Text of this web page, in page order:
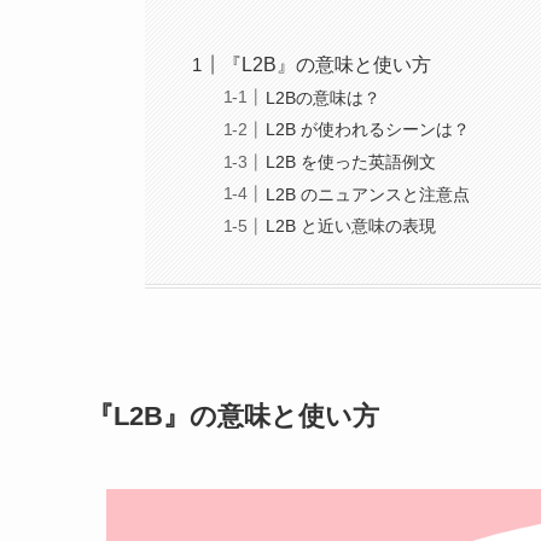
『L2B』の意味と使い方
L2Bの意味は？
L2B が使われるシーンは？
L2B を使った英語例文
L2B のニュアンスと注意点
L2B と近い意味の表現
『L2B』の意味と使い方